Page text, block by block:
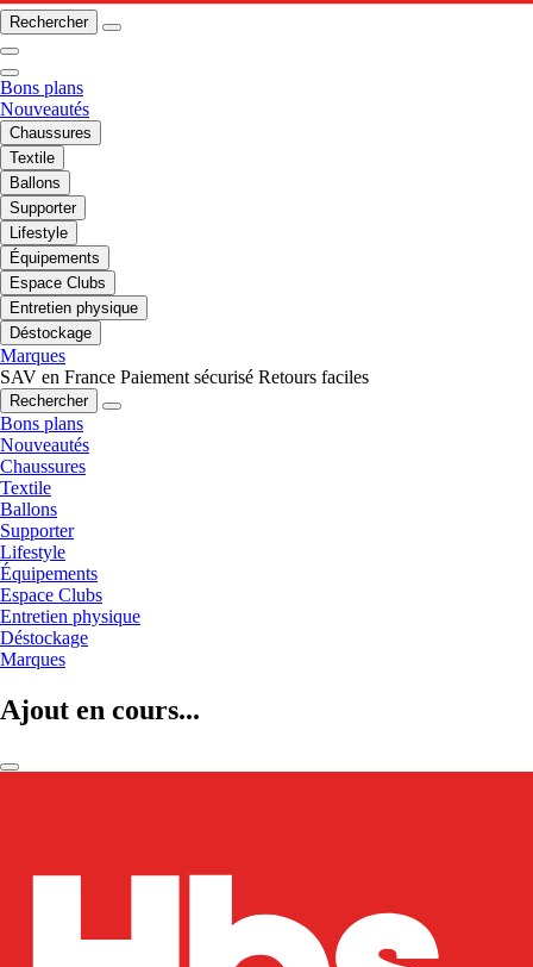
Rechercher
Bons plans
Nouveautés
Chaussures
Textile
Ballons
Supporter
Lifestyle
Équipements
Espace Clubs
Entretien physique
Déstockage
Marques
SAV en France Paiement sécurisé Retours faciles
Rechercher
Bons plans
Nouveautés
Chaussures
Textile
Ballons
Supporter
Lifestyle
Équipements
Espace Clubs
Entretien physique
Déstockage
Marques
Ajout en cours...